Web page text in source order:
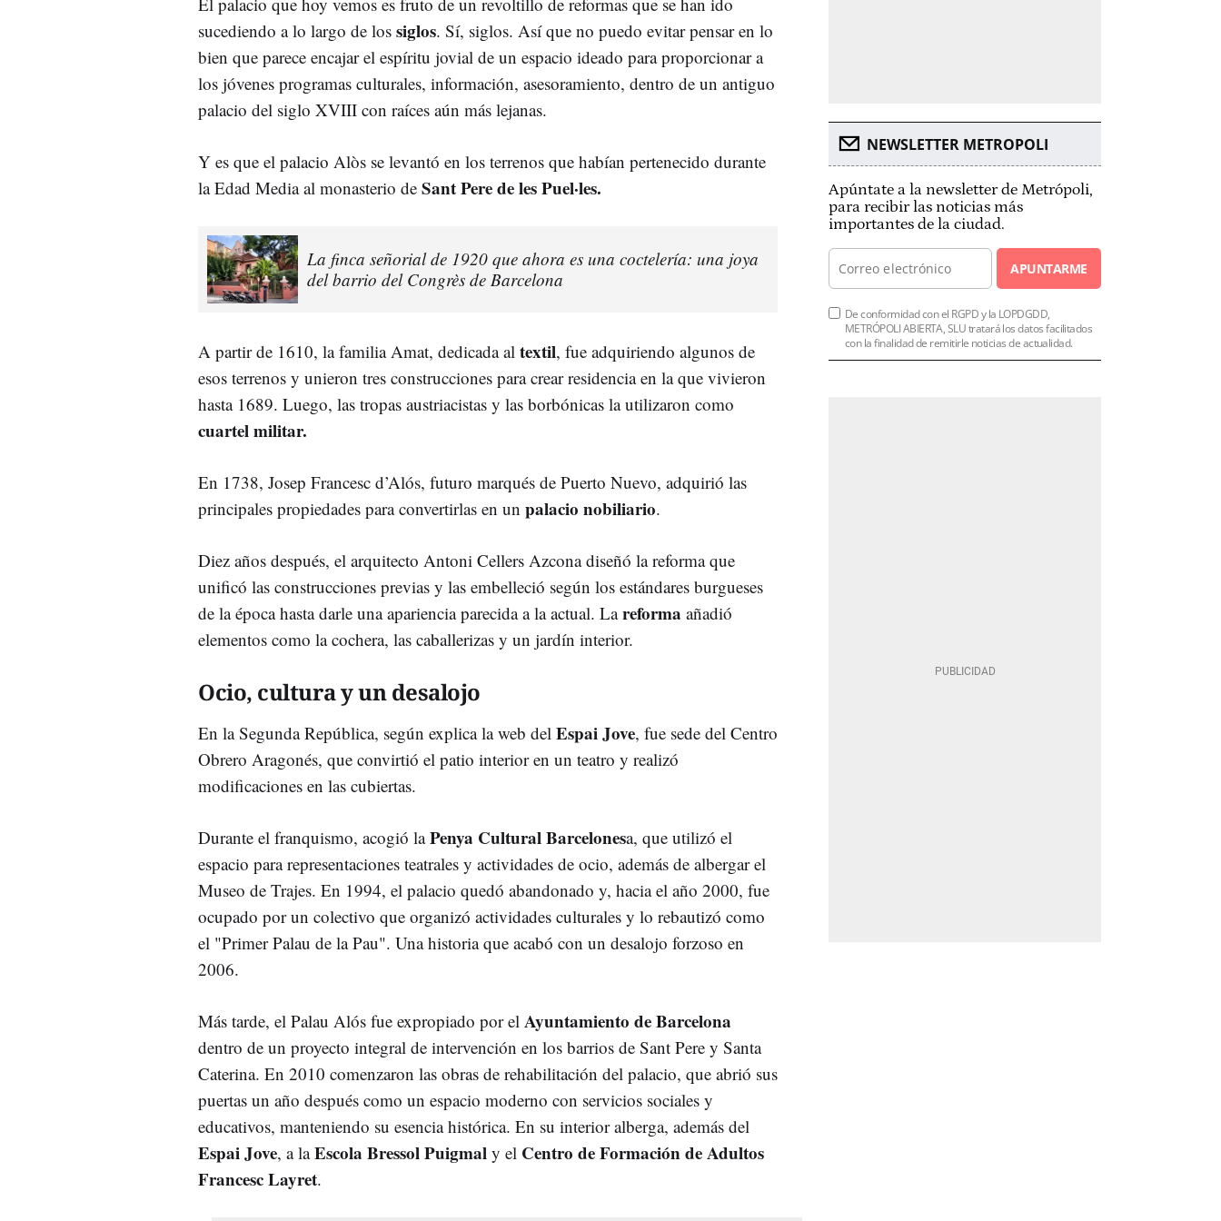
sucediendo a lo largo de los siglos. Sí, siglos. Así que no puedo evitar pensar en lo
bien que parece encajar el espíritu jovial de un espacio ideado para proporcionar a
los jóvenes programas culturales, información, asesoramiento, dentro de un antiguo
palacio del siglo XVIII con raíces aún más lejanas.
Y es que el palacio Alòs se levantó en los terrenos que habían pertenecido durante
la Edad Media al monasterio de Sant Pere de les Puel·les.
La finca señorial de 1920 que ahora es una coctelería: una joya
del barrio del Congrès de Barcelona
A partir de 1610, la familia Amat, dedicada al textil, fue adquiriendo algunos de
esos terrenos y unieron tres construcciones para crear residencia en la que vivieron
hasta 1689. Luego, las tropas austriacistas y las borbónicas la utilizaron como
cuartel militar.
En 1738, Josep Francesc d’Alós, futuro marqués de Puerto Nuevo, adquirió las
principales propiedades para convertirlas en un palacio nobiliario.
Diez años después, el arquitecto Antoni Cellers Azcona diseñó la reforma que
unificó las construcciones previas y las embelleció según los estándares burgueses
de la época hasta darle una apariencia parecida a la actual. Lareforma añadió
elementos como la cochera, las caballerizas y un jardín interior.
Ocio, cultura y un desalojo
En la Segunda República, según explica la web del Espai Jove, fue sede del Centro
Obrero Aragonés, que convirtió el patio interior en un teatro y realizó
modificaciones en las cubiertas.
Durante el franquismo, acogió laPenya Cultural Barcelonesa, que utilizó el
espacio para representaciones teatrales y actividades de ocio, además de albergar el
Museo de Trajes. En 1994, el palacio quedó abandonado y, hacia el año 2000, fue
ocupado por un colectivo que organizó actividades culturales y lo rebautizó como
el "Primer Palau de la Pau". Una historia que acabó con un desalojo forzoso en
2006.
Más tarde, el Palau Alós fue expropiado por el Ayuntamiento de Barcelona
dentro de un proyecto integral de intervención en los barrios de Sant Pere y Santa
Caterina. En 2010 comenzaron las obras de rehabilitación del palacio, que abrió sus
puertas un año después como un espacio moderno con servicios sociales y
educativos, manteniendo su esencia histórica. En su interior alberga, además del
Espai Jove, a laEscola BressolPuigmal y el Centro de Formación de Adultos
Francesc Layret.
NEWSLETTER METROPOLI
Apúntate a la newsletter de Metrópoli,
para recibir las noticias más
importantes de la ciudad.
APUNTARME
De conformidad con el RGPD y la LOPDGDD,
METRÓPOLI ABIERTA, SLU tratará los datos facilitados
con la finalidad de remitirle noticias de actualidad.